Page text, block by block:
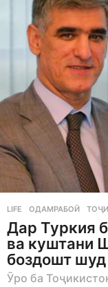
s
g
LIFE ОДАМРАБОӢ ,
Дар Туркия
ва куштани
боздошт шуд
Ӯро ба